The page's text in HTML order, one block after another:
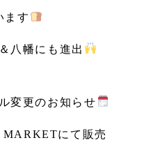
ます
八幡にも進出
変更のお知らせ
にて販売